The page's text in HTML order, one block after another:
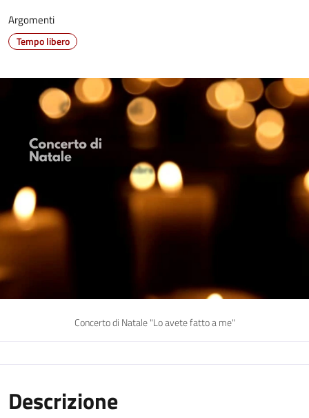
Argomenti
Tempo libero
Concerto di Natale "Lo avete fatto a me"
Descrizione